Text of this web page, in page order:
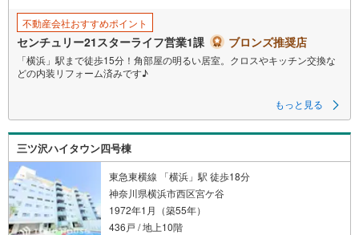
不動産会社おすすめポイント
センチュリー21スターライフ営業1課 ブロンズ推奨店
「横浜」駅まで徒歩15分！角部屋の明るい居室。クロスやキッチン交換な
どの内装リフォーム済みです♪
横浜西口で36年。信頼と実績のセンチュリー21スターライフにお任せくだ
インターネット未公開やセンチュリー21ならではの物件も豊富にご用意し
ております。
横浜駅西口より徒歩5分。お車でのご来店も可能です。
「センチュリオン獲得店舗」
全国約970店舗あるセンチュリー21のお店。その中でも、アメリカ本部が
設ける一定基準を満たした、上位4％しか受賞できない賞。それが「センチ
ュリオン」です。 弊社はそのセンチュリオンを2003年から欠かすことなく
受賞し続けております。
もっと見る
三ツ沢ハイタウン四号棟
東急東横線 「横浜」駅 徒歩18分
神奈川県横浜市西区宮ケ谷
1972年1月（築55年）
436戸 / 地上10階